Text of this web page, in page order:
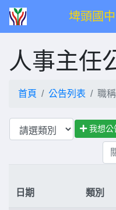
埤頭國
人事主任
首頁 公告列表 職
我想公
日期 類別